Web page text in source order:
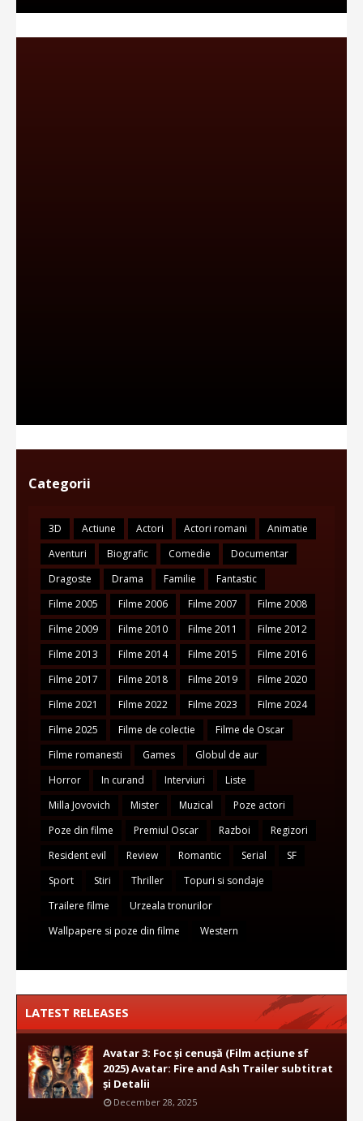
Categorii
3D Actiune Actori Actori romani
Animatie
Aventuri
Biografic Comedie
Documentar
Dragoste
Drama Familie
Fantastic
Filme 2005
Filme 2006 Filme 2007
Filme 2008
Filme 2009
Filme 2010 Filme 2011
Filme 2012
Filme 2013
Filme 2014 Filme 2015
Filme 2016
Filme 2017
Filme 2018 Filme 2019
Filme 2020
Filme 2021
Filme 2022 Filme 2023
Filme 2024
Filme 2025
Filme de colectie
Filme de Oscar
Filme romanesti
Games
Globul de aur
Horror
In curand Interviuri
Liste
Milla Jovovich
Mister Muzical
Poze actori
Poze din filme
Premiul Oscar Razboi
Regizori
Resident evil
Review Romantic Serial
SF
Sport
Stiri Thriller
Topuri si sondaje
Trailere filme
Urzeala tronurilor
Wallpapere si poze din filme
Western
LATEST RELEASES
Avatar 3: Foc și cenușă (Film acțiune sf
2025) Avatar: Fire and Ash Trailer subtitrat
și Detalii
December 28, 2025